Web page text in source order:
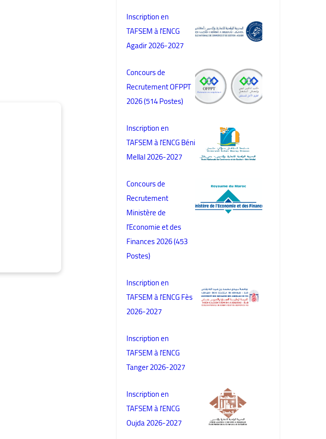
Inscription en
TAFSEM à l'ENCG
Agadir 2026-2027
Concours de
Recrutement OFPPT
2026 (514 Postes)
Inscription en
TAFSEM à l'ENCG Béni
Mellal 2026-2027
Concours de
Recrutement
Ministère de
l’Economie et des
Finances 2026 (453
Postes)
Inscription en
TAFSEM à l'ENCG Fès
2026-2027
Inscription en
TAFSEM à l'ENCG
Tanger 2026-2027
Inscription en
TAFSEM à l'ENCG
Oujda 2026-2027